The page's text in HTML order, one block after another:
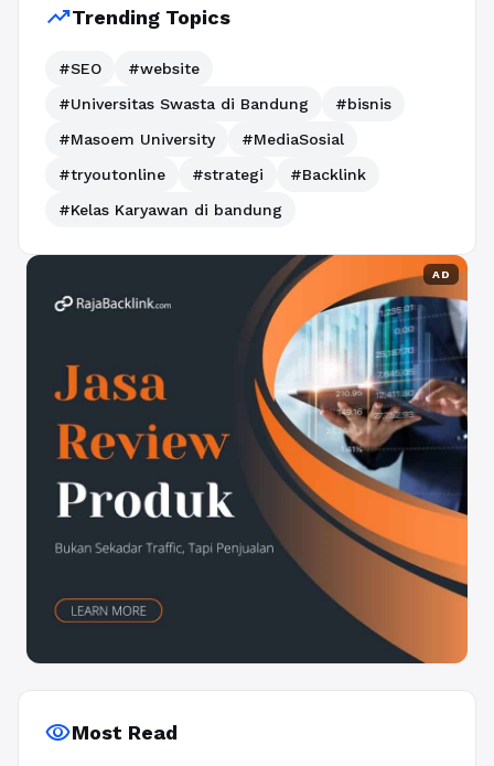
trending_upTrending Topics
#SEO
#website
#Universitas Swasta di Bandung
#bisnis
#Masoem University
#MediaSosial
#tryoutonline
#strategi
#Backlink
#Kelas Karyawan di bandung
AD
visibilityMost Read